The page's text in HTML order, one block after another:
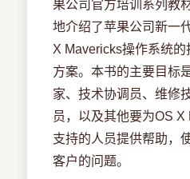
果公司官方培训系列教
地介绍了苹果公司新
X Mavericks操作系统
方案。本书的主要目标
家、技术协调员、维修
员，以及其他要为OS
支持的人员提供帮助，
客户的问题。